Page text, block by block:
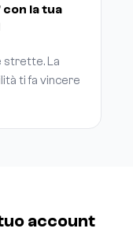
con la tua
strette. La
ti fa vincere
account